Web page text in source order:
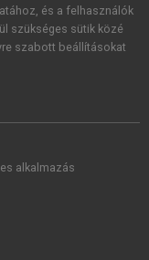
a szotar.netés a
foglaltakat
és a felhasználók
szükséges sütik közé
szabott beállításokat
alkalmazás